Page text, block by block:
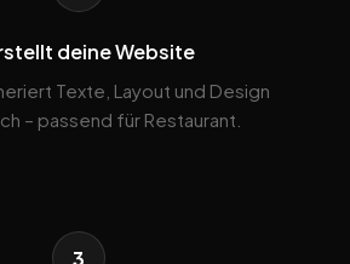
deine Website
Texte, Layout und Design
– passend für Restaurant.
3